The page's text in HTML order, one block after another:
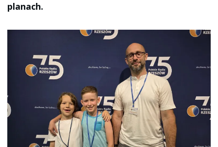
planach.